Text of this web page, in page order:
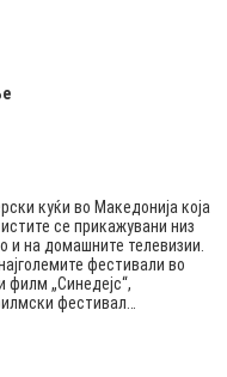
куќи во Македонија која
се прикажувани низ
и на домашните телевизии.
фестивали во
филм „Синедејс“,
фестивал…